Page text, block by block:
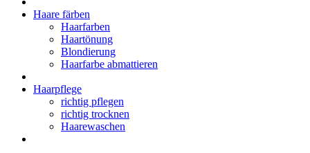
Haare färben
Haarfarben
Haartönung
Blondierung
Haarfarbe abmattieren
Haarpflege
richtig pflegen
richtig trocknen
Haarewaschen